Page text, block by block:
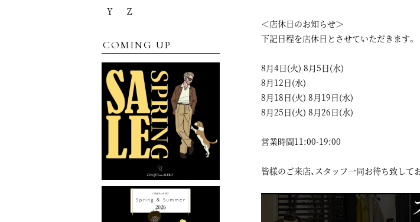
＜店休日のお知らせ＞
下記日程を店休日とさせていただきます。
8月4日(火) 8月5日(水)
8月12日(水)
8月18日(火) 8月19日(水)
8月25日(火) 8月26日(水)
営業時間11:00-19:00
皆様のご来店、スタッフ一同お待ち致して
Y
Z
COMING UP